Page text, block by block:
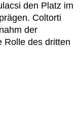
den Platz im
Coltorti
der
Rolle des dritten